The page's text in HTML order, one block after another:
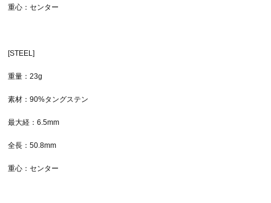
重心：センター
[STEEL]
重量：23g
素材：90%タングステン
最大経：6.5mm
全長：50.8mm
重心：センター